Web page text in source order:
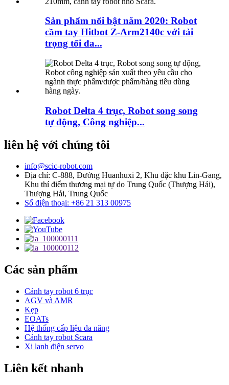
Sản phẩm nổi bật năm 2020: Robot
cầm tay Hitbot Z-Arm2140c với tải
trọng tối đa...
Robot Delta 4 trục, Robot song song
tự động, Công nghiệp...
liên hệ với chúng tôi
info@scic-robot.com
Địa chỉ: C-888, Đường Huanhuxi 2, Khu đặc khu Lin-Gang,
Khu thí điểm thương mại tự do Trung Quốc (Thượng Hải),
Thượng Hải, Trung Quốc
Số điện thoại: +86 21 313 00975
Các sản phẩm
Cánh tay robot 6 trục
AGV và AMR
Kẹp
EOATs
Hệ thống cấp liệu đa năng
Cánh tay robot Scara
Xi lanh điện servo
Liên kết nhanh